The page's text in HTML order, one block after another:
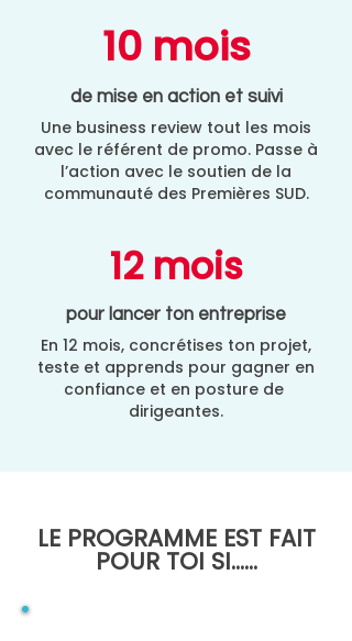
10 mois
de mise en action et suivi
Une business review tout les mois
avec le référent de promo. Passe à
l’action avec le soutien de la
communauté des Premières SUD.
12 mois
pour lancer ton entreprise
En 12 mois, concrétises ton projet,
teste et apprends pour gagner en
confiance et en posture de
dirigeantes.
LE PROGRAMME EST FAIT
POUR TOI SI......